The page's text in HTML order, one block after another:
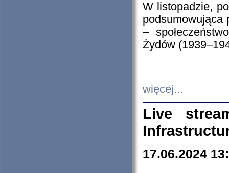
W listopadzie,
podsumowująca
–
Żydów
więcej...
Live
17.06.2024